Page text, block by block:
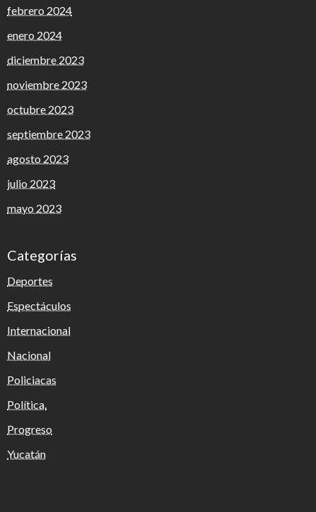
febrero 2024
enero 2024
diciembre 2023
noviembre 2023
octubre 2023
septiembre 2023
agosto 2023
julio 2023
mayo 2023
Categorías
Deportes
Espectáculos
Internacional
Nacional
Policiacas
Política.
Progreso
Yucatán